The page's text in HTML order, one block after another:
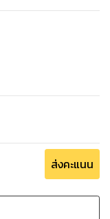
ส่งคะแนน